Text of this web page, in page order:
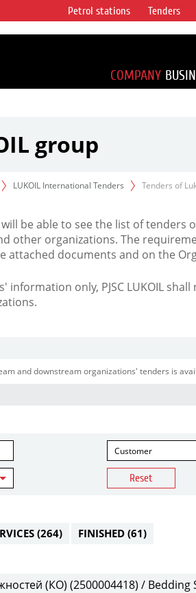
vertical
for
1% of proved
Petrol stations Tenders
COMPANY
group
LUKOIL International Tenders Tenders of
be able to see the list of tenders
other organizations. The
attached documents and on the
only, PJSC LUKOIL
and downstream organizations' tenders is
Customer
Reset
(264) FINISHED (61)
(КО) (2500004418) / Bedding